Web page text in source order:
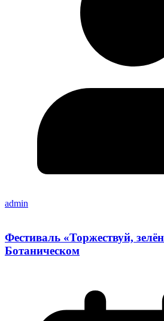
admin
Фестиваль «Торжествуй,
Ботаническом